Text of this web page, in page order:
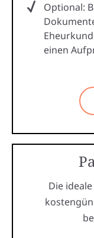
Optional:
einen
Die